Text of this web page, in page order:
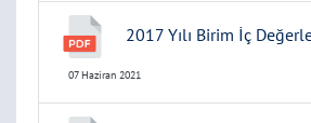
2017 Yılı Birim İç
07 Haziran 2021